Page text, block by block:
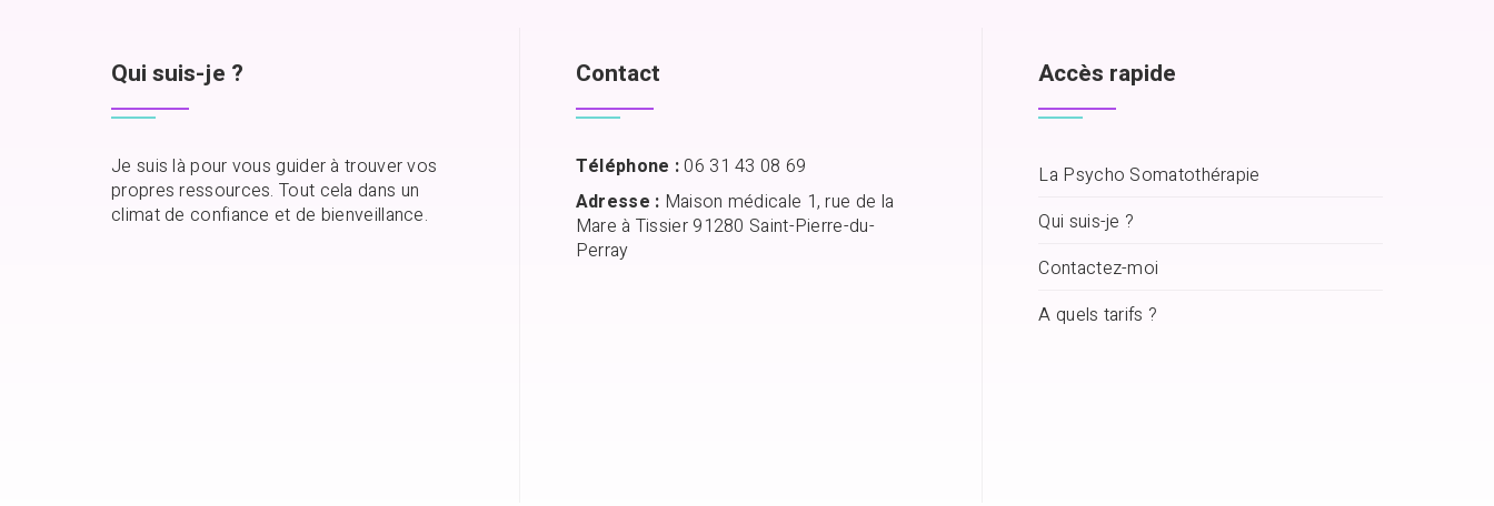
Qui suis-je ?
Je suis là pour vous guider à trouver vos
propres ressources. Tout cela dans un
climat de confiance et de bienveillance.
Contact
Téléphone :06 31 43 08 69
Adresse : Maison médicale 1, rue de la
Mare à Tissier 91280 Saint-Pierre-du-
Perray
Accès rapide
La Psycho Somatothérapie
Qui suis-je ?
Contactez-moi
A quels tarifs ?